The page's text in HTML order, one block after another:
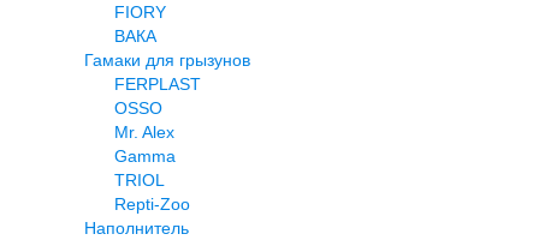
FIORY
ВАКА
Гамаки для грызунов
FERPLAST
OSSO
Mr. Alex
Gamma
TRIOL
Repti-Zoo
Наполнитель